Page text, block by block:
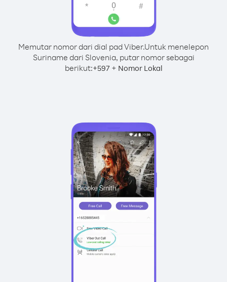
Memutar nomor dari dial pad Viber.Untuk menelepon
Suriname dari Slovenia, putar nomor sebagai
berikut:+597+ Nomor Lokal